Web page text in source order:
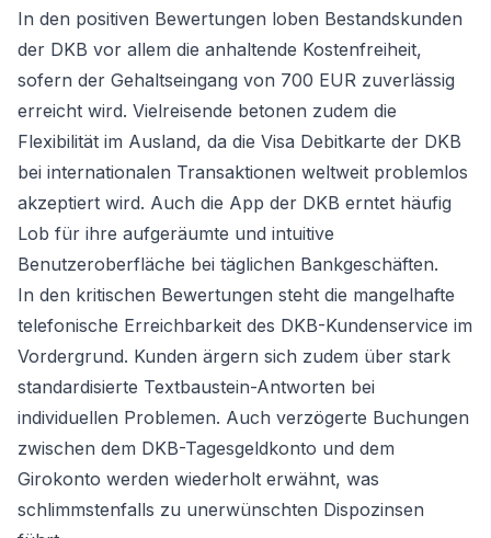
In den positiven Bewertungen loben Bestandskunden
der DKB vor allem die anhaltende Kostenfreiheit,
sofern der Gehaltseingang von 700 EUR zuverlässig
erreicht wird. Vielreisende betonen zudem die
Flexibilität im Ausland, da die Visa Debitkarte der DKB
bei internationalen Transaktionen weltweit problemlos
akzeptiert wird. Auch die App der DKB erntet häufig
Lob für ihre aufgeräumte und intuitive
Benutzeroberfläche bei täglichen Bankgeschäften.
In den kritischen Bewertungen steht die mangelhafte
telefonische Erreichbarkeit des DKB-Kundenservice im
Vordergrund. Kunden ärgern sich zudem über stark
standardisierte Textbaustein-Antworten bei
individuellen Problemen. Auch verzögerte Buchungen
zwischen dem DKB-Tagesgeldkonto und dem
Girokonto werden wiederholt erwähnt, was
schlimmstenfalls zu unerwünschten Dispozinsen